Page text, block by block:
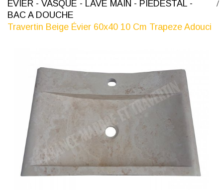
ÉVIER - VASQUE - LAVE MAIN - PIÉDESTAL -
BAC A DOUCHE
Travertin Beige Évier 60x40 10 Cm Trapeze Adouci